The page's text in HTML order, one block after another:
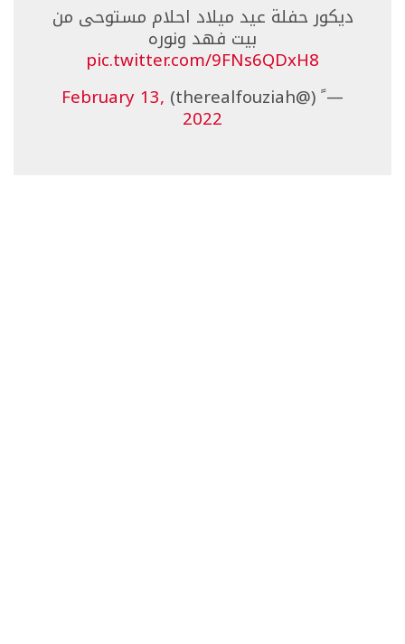
ديكور حفلة عيد ميلاد احلام مستوحى من
بيت فهد ونوره
pic.twitter.com/9FNs6QDxH8
— ً (@therealfouziah)
February 13,
2022